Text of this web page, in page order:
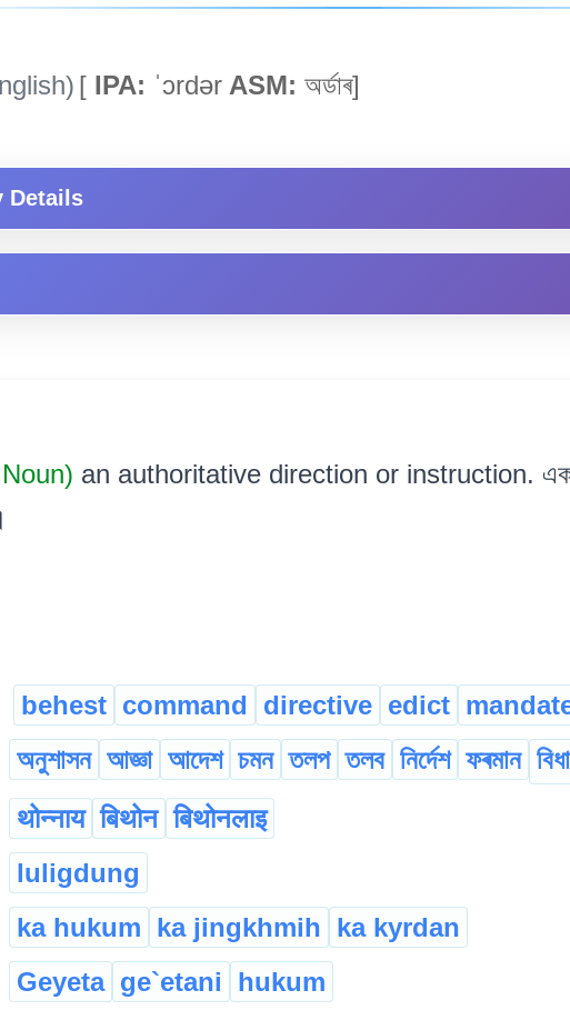
[ IPA: ˈɔrdər ASM: অৰ্ডাৰ]
Details
an authoritative direction or instruction. এক
behest command directive edict
অনুশাসন আজ্ঞা আদেশ চমন তলপ তলব নিৰ্দেশ ফৰমান
थोन्नाय बिथोन बिथोनलाइ
luligdung
ka hukum ka jingkhmih ka kyrdan
Geyeta ge`etani hukum